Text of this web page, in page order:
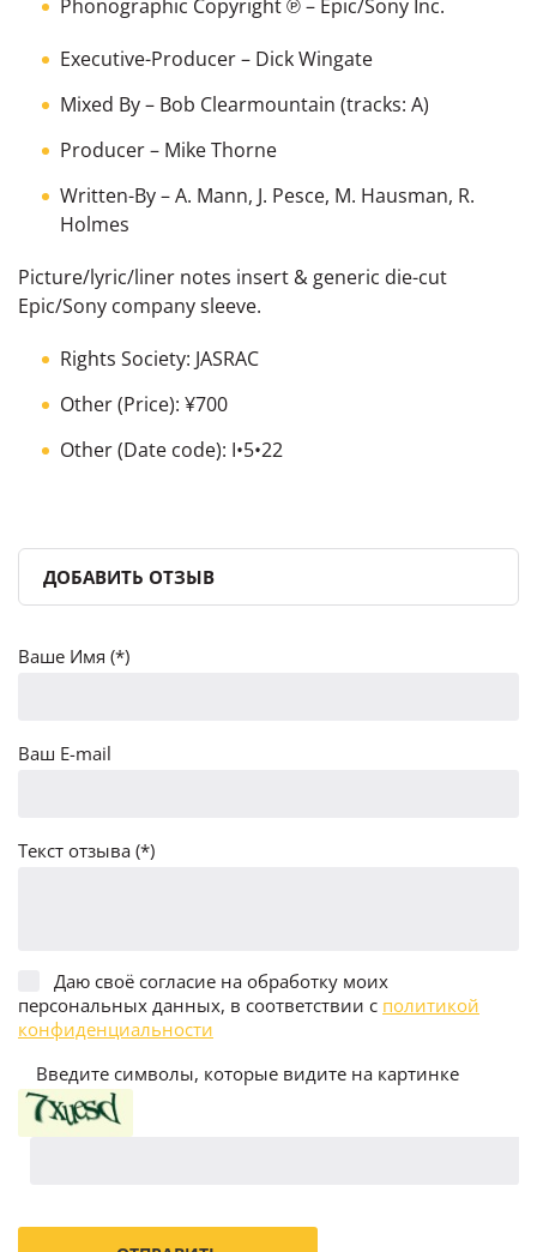
Phonographic Copyright ℗– Epic/Sony Inc.
Executive-Producer– Dick Wingate
Mixed By– Bob Clearmountain (tracks: A)
Producer– Mike Thorne
Written-By–A. Mann, J. Pesce, M. Hausman, R.
Holmes
Picture/lyric/liner notes insert & generic die-cut
Epic/Sony company sleeve.
Rights Society: JASRAC
Other (Price): ¥700
Other (Date code): I•5•22
ДОБАВИТЬ ОТЗЫВ
Ваше Имя (*)
Ваш E-mail
Текст отзыва (*)
Даю своё согласие на обработку моих
персональных данных, в соответствии с политикой
конфиденциальности
Введите символы, которые видите на картинке